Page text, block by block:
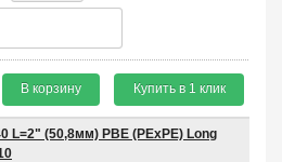
В корзину Купить в 1 клик
L=2" (50,8мм) PBE (PEхPE) Long